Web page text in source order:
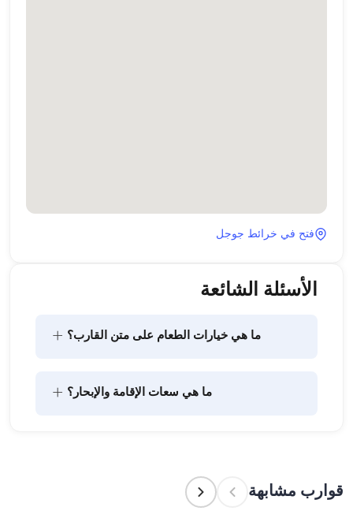
فتح في خرائط جوجل
الأسئلة الشائعة
ما هي خيارات الطعام على متن القارب؟ +
ما هي سعات الإقامة والإبحار؟ +
للإيجارات اليومية، فتنطبق سعة الإبحار.
قوارب مشابهة